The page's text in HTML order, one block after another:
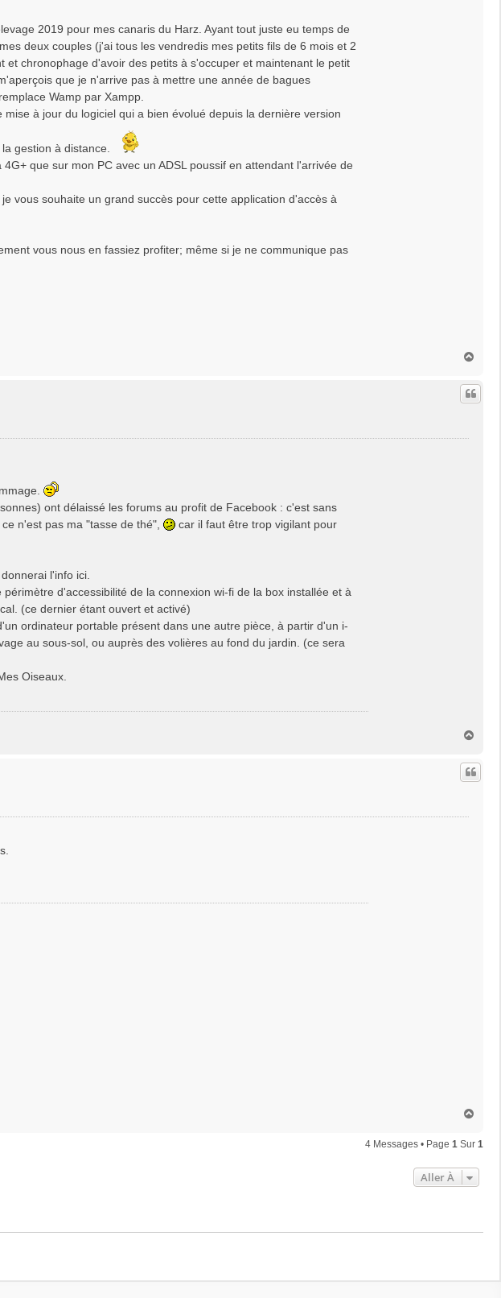
2019 pour mes canaris du Harz. Ayant tout juste eu temps de
deux couples (j'ai tous les vendredis mes petits fils de 6 mois et 2
chronophage d'avoir des petits à s'occuper et maintenant le petit
que je n'arrive pas à mettre une année de bagues
Wamp par Xampp.
à jour du logiciel qui a bien évolué depuis la dernière version
gestion à distance.
que sur mon PC avec un ADSL poussif en attendant l'arrivée de
vous souhaite un grand succès pour cette application d'accès à
vous nous en fassiez profiter; même si je ne communique pas
u
ont délaissé les forums au profit de Facebook : c'est sans
n'est pas ma "tasse de thé",
car il faut être trop vigilant pour
l'info ici.
d'accessibilité de la connexion wi-fi de la box installée et à
(ce dernier étant ouvert et activé)
ordinateur portable présent dans une autre pièce, à partir d'un i-
au sous-sol, ou auprès des volières au fond du jardin. (ce sera
Oiseaux.
u
u
t
4 Messages • Page 1 Sur 1
Aller À